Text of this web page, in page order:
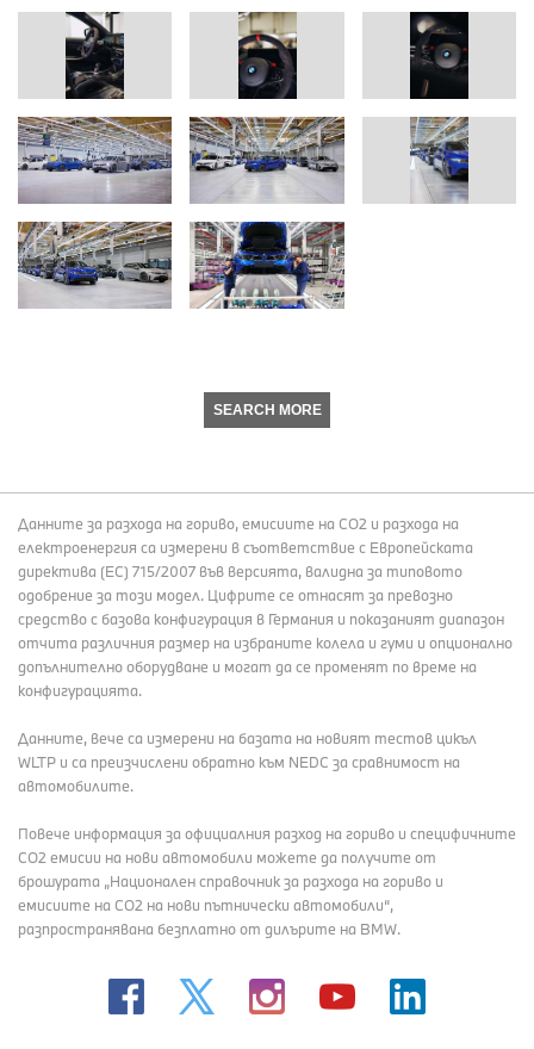
SEARCH MORE
Данните за разхода на гориво, емисиите на СО2 и разхода на
електроенергия са измерени в съответствие с Европейската
директива (EC) 715/2007 във версията, валидна за типовото
одобрение за този модел. Цифрите се отнасят за превозно
средство с базова конфигурация в Германия и показаният диапазон
отчита различния размер на избраните колела и гуми и опционално
допълнително оборудване и могат да се променят по време на
конфигурацията.
Данните, вече са измерени на базата на новият тестов цикъл
WLTP и са преизчислени обратно към NEDC за сравнимост на
автомобилите.
Повече информация за официалния разход на гориво и специфичните
СО2 емисии на нови автомобили можете да получите от
брошурата „Национален справочник за разхода на гориво и
емисиите на CO2 на нови пътнически автомобили“,
разпространявана безплатно от дилърите на BMW.